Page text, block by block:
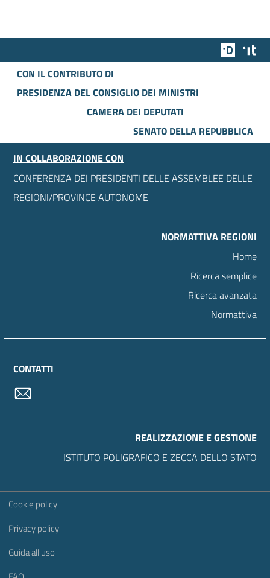
Team
CON IL CONTRIBUTO DI
PRESIDENZA DEL CONSIGLIO DEI MINISTRI
CAMERA DEI DEPUTATI
SENATO DELLA REPUBBLICA
IN COLLABORAZIONE CON
CONFERENZA DEI PRESIDENTI DELLE ASSEMBLEE DELLE
REGIONI/PROVINCE AUTONOME
NORMATTIVA REGIONI
Home
Ricerca semplice
Ricerca avanzata
Normattiva
CONTATTI
REALIZZAZIONE E GESTIONE
ISTITUTO POLIGRAFICO E ZECCA DELLO STATO
Sezione Link Utili
Cookie policy
Privacy policy
Guida all'uso